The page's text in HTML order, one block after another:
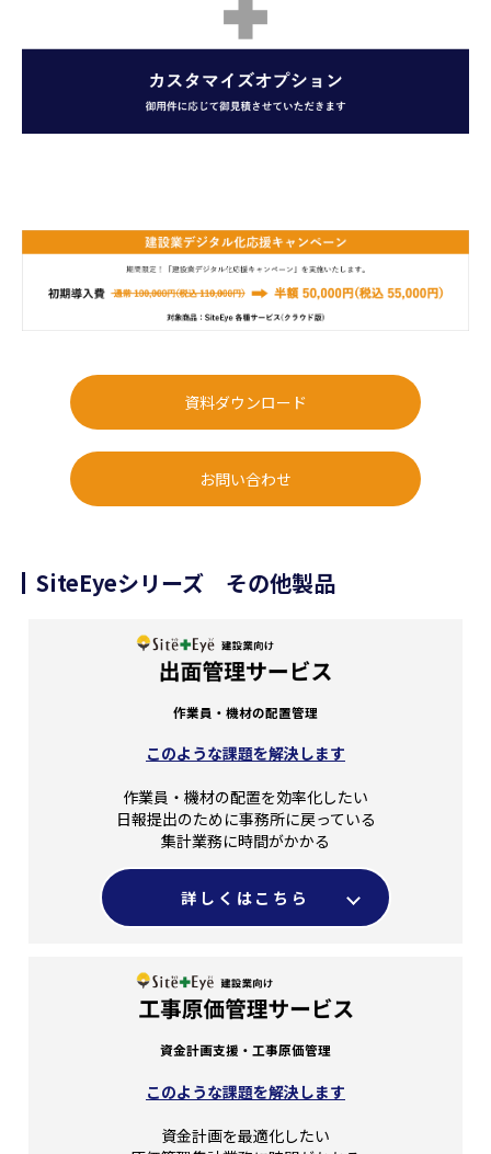
資料ダウンロード
お問い合わせ
SiteEyeシリーズ その他製品
作業員・機材の配置管理
このような課題を解決します
作業員・機材の配置を効率化したい
日報提出のために事務所に戻っている
集計業務に時間がかかる
詳しくはこちら
資金計画支援・工事原価管理
このような課題を解決します
資金計画を最適化したい